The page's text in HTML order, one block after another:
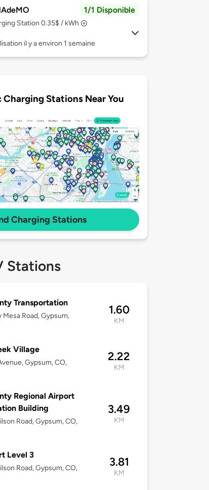
1/1 Disponible
Station 0.35$ / kWh
il y a environ 1 semaine
Charging Stations Near You
Charging Stations
Stations
Transportation
Mesa Road, Gypsum,
1.60
KM
Village
Gypsum, CO,
2.22
KM
Regional Airport
Building
Road, Gypsum, CO,
3.49
KM
Level 3
Road, Gypsum, CO,
3.81
KM